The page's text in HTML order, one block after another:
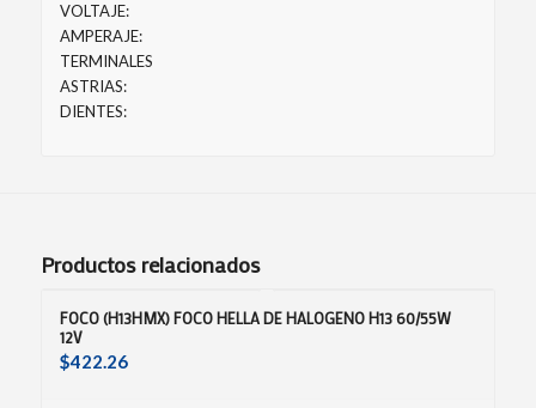
VOLTAJE:
AMPERAJE:
TERMINALES
ASTRIAS:
DIENTES:
Productos relacionados
FOCO (H13HMX) FOCO HELLA DE HALOGENO H13 60/55W
12V
$422.26